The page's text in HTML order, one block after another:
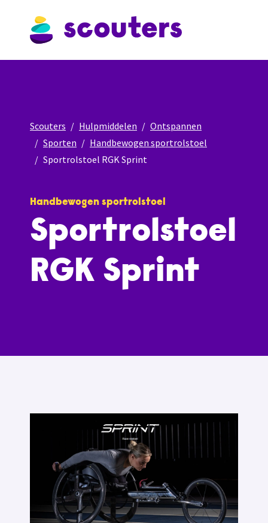
Scouters Hulpmiddelen
Ontspannen
Sporten
Handbewogen sportrolstoel
Sportrolstoel RGK Sprint
Handbewogen sportrolstoel
Sportrolstoel
RGK Sprint